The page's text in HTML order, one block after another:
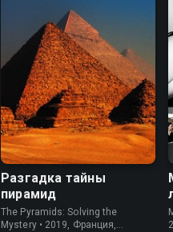
Разгадка тайны
пирамид
The Pyramids: Solving the
Mystery • 2019, Франция,